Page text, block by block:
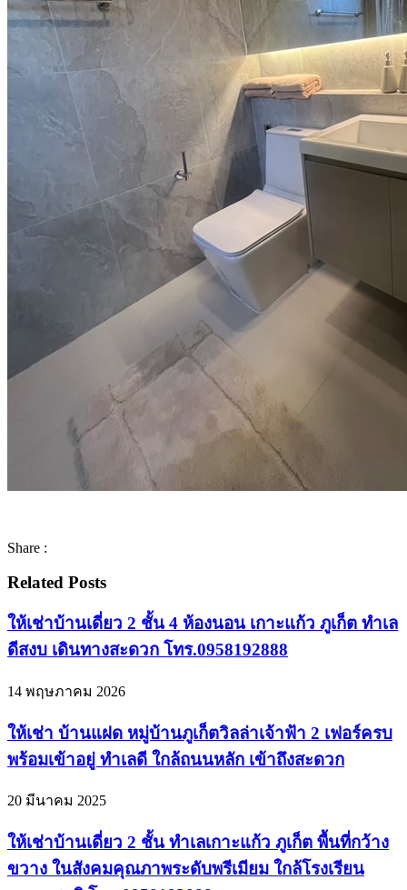
Share :
Related Posts
ให้เช่าบ้านเดี่ยว 2 ชั้น 4 ห้องนอน เกาะแก้ว ภูเก็ต ทำเล
ดีสงบ เดินทางสะดวก โทร.0958192888
14 พฤษภาคม 2026
ให้เช่า บ้านแฝด หมู่บ้านภูเก็ตวิลล่าเจ้าฟ้า 2 เฟอร์ครบ
พร้อมเข้าอยู่ ทำเลดี ใกล้ถนนหลัก เข้าถึงสะดวก
20 มีนาคม 2025
ให้เช่าบ้านเดี่ยว 2 ชั้น ทำเลเกาะแก้ว ภูเก็ต พื้นที่กว้าง
ขวาง ในสังคมคุณภาพระดับพรีเมียม ใกล้โรงเรียน